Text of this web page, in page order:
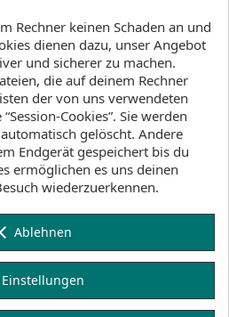
Artikeldetails
Anhänge
groms – featuring a
visor, and plastic snap
Rechner keinen Schaden an und
dienen dazu, unser Angebot
und sicherer zu machen.
die auf deinem Rechner
der von uns verwendeten
Cookies”. Sie werden
gelöscht. Andere
Endgerät gespeichert bis du
ermöglichen es uns deinen
wiederzuerkennen.
Ablehnen
Einstellungen